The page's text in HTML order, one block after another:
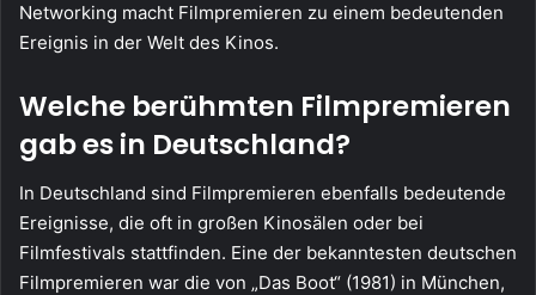
Networking macht Filmpremieren zu einem bedeutenden
Ereignis in der Welt des Kinos.
Welche berühmten Filmpremieren
gab es in Deutschland?
In Deutschland sind Filmpremieren ebenfalls bedeutende
Ereignisse, die oft in großen Kinosälen oder bei
Filmfestivals stattfinden. Eine der bekanntesten deutschen
Filmpremieren war die von „Das Boot“ (1981) in München,